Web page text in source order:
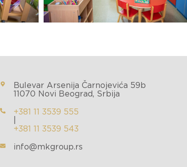
Bulevar Arsenija Čarnojevića 59b
11070 Novi Beograd, Srbija
+381 11 3539 555
+381 11 3539 543
info@mkgroup.rs